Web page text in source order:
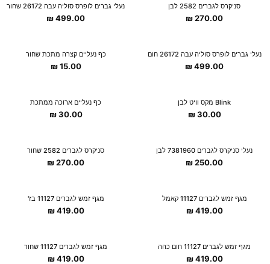
New Collection
סניקרס לגברים 2582 לבן
270.00
₪
New Collection
נעלי גברים לופרס סוליה עבה 26172 שחור
499.00
₪
New Collection
נעלי גברים לופרס סוליה עבה 26172 חום
499.00
₪
New Collection
כף נעליים קצרה מתכת שחור
15.00
₪
New Collection
Blink מקס וויט לבן
30.00
₪
New Collection
כף נעליים ארוכה ממתכת
30.00
₪
נעלי סניקרס לגברים 7381960 לבן
250.00
₪
סניקרס לגברים 2582 שחור
270.00
₪
מגף זמש לגברים 11127 קאמל
419.00
₪
מגף זמש לגברים 11127 בז'
419.00
₪
מגף זמש לגברים 11127 חום כהה
419.00
₪
מגף זמש לגברים 11127 שחור
419.00
₪